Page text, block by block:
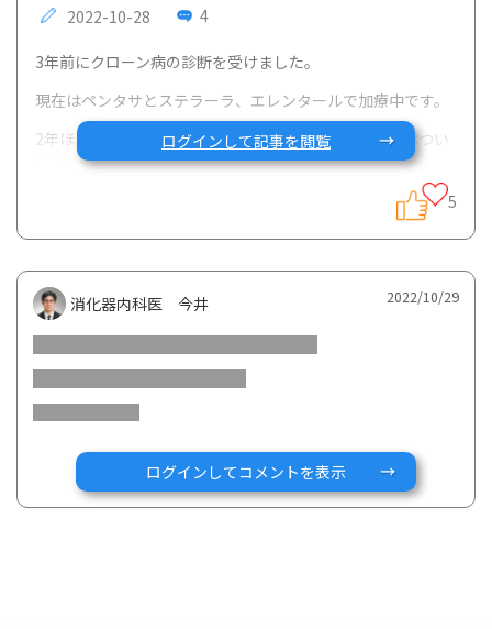
2022-10-28
4
3年前にクローン病の診断を受けました。
現在はペンタサとステラーラ、エレンタールで加療中です。
2年ほど前から採血のアルブミンの数値が3.0台で先日はつい
に2.9となりました。
食事は肉はほとんど食べず、魚や卵は食べています。
なにか食事の工夫で改善するものでしょうか？
それともそんなもんだと開き直るのが良いのでしょうか？
ログインして記事を閲覧
5
消化器内科医 今井 2022/10/29
ログインしてコメントを表示